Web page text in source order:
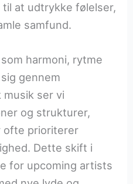
at udtrykke følelser,
samfund.
harmoni, rytme
gennem
musik ser vi
og strukturer,
ofte prioriterer
Dette skift i
for upcoming artists